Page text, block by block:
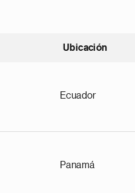
Ubicación
Ecuador
Panamá